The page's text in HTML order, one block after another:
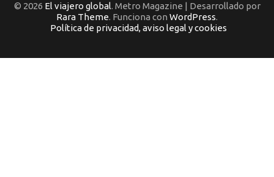
© 2026 El viajero global. Metro Magazine | Desarrollado por
Rara Theme. Funciona con WordPress.
Política de privacidad, aviso legal y cookies